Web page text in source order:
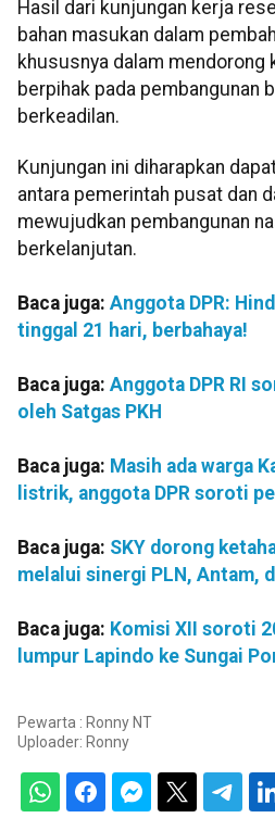
Hasil dari kunjungan kerja
bahan masukan dalam
khususnya dalam mendorong
berpihak pada pembangunan
berkeadilan.
Kunjungan ini diharapkan
antara pemerintah pusat dan
mewujudkan pembangunan
berkelanjutan.
Baca juga: Anggota DPR:
tinggal 21 hari, berbahaya!
Baca juga: Anggota DPR RI
oleh Satgas PKH
Baca juga: Masih ada warga
listrik, anggota DPR soroti
Baca juga: SKY dorong
melalui sinergi PLN, Antam,
Baca juga: Komisi XII soroti
lumpur Lapindo ke Sungai
Pewarta : Ronny NT
Uploader: Ronny